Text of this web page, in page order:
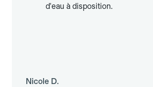
d'eau à disposition.
Nicole D.